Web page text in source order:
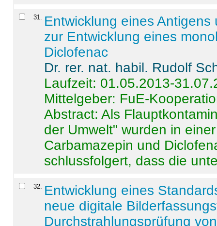
31. Entwicklung eines
zur Entwicklung eines
Diclofenac
Dr. rer. nat. habil. Rudolf
Laufzeit: 01.05.2013-
Mittelgeber: FuE-
Abstract:Als
der Umwelt" wurden in
Carbamazepin und
schlussfolgert, dass die
32. Entwicklung eines
neue digitale
Durchstrahlungsprüfung